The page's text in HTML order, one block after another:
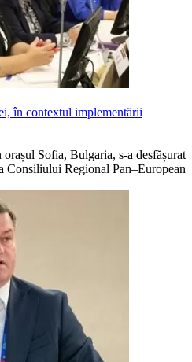
în contextul implementării
Sofia, Bulgaria, s-a desfășurat
Consiliului Regional Pan–European